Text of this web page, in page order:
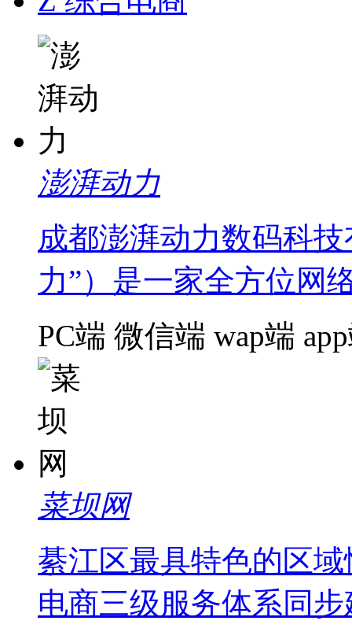
澎湃动力
成都澎湃动力数码科
力”）是一家全方位网
PC端 微信端 wap端
菜坝网
綦江区最具特色的区
电商三级服务体系同